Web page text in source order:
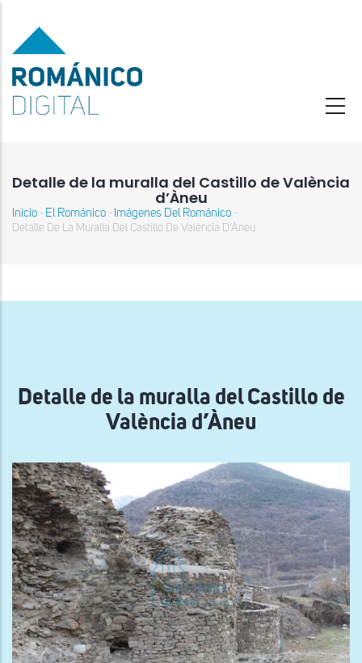
contenido
principal
Detalle de la muralla del Castillo de València
d’Àneu
Sobrescribir
ayuda
Inicio - El Románico - Imágenes Del Románico -
Detalle De La Muralla Del Castillo De València D’Àneu
Detalle de la muralla del Castillo de
València d’Àneu